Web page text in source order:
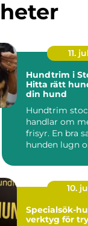
11. jul
Hundtrim i
Hitta rätt
din hund
Hundtrim
handlar om
frisyr. En bra
hunden lugn
10.
Specialsök-
verktyg för